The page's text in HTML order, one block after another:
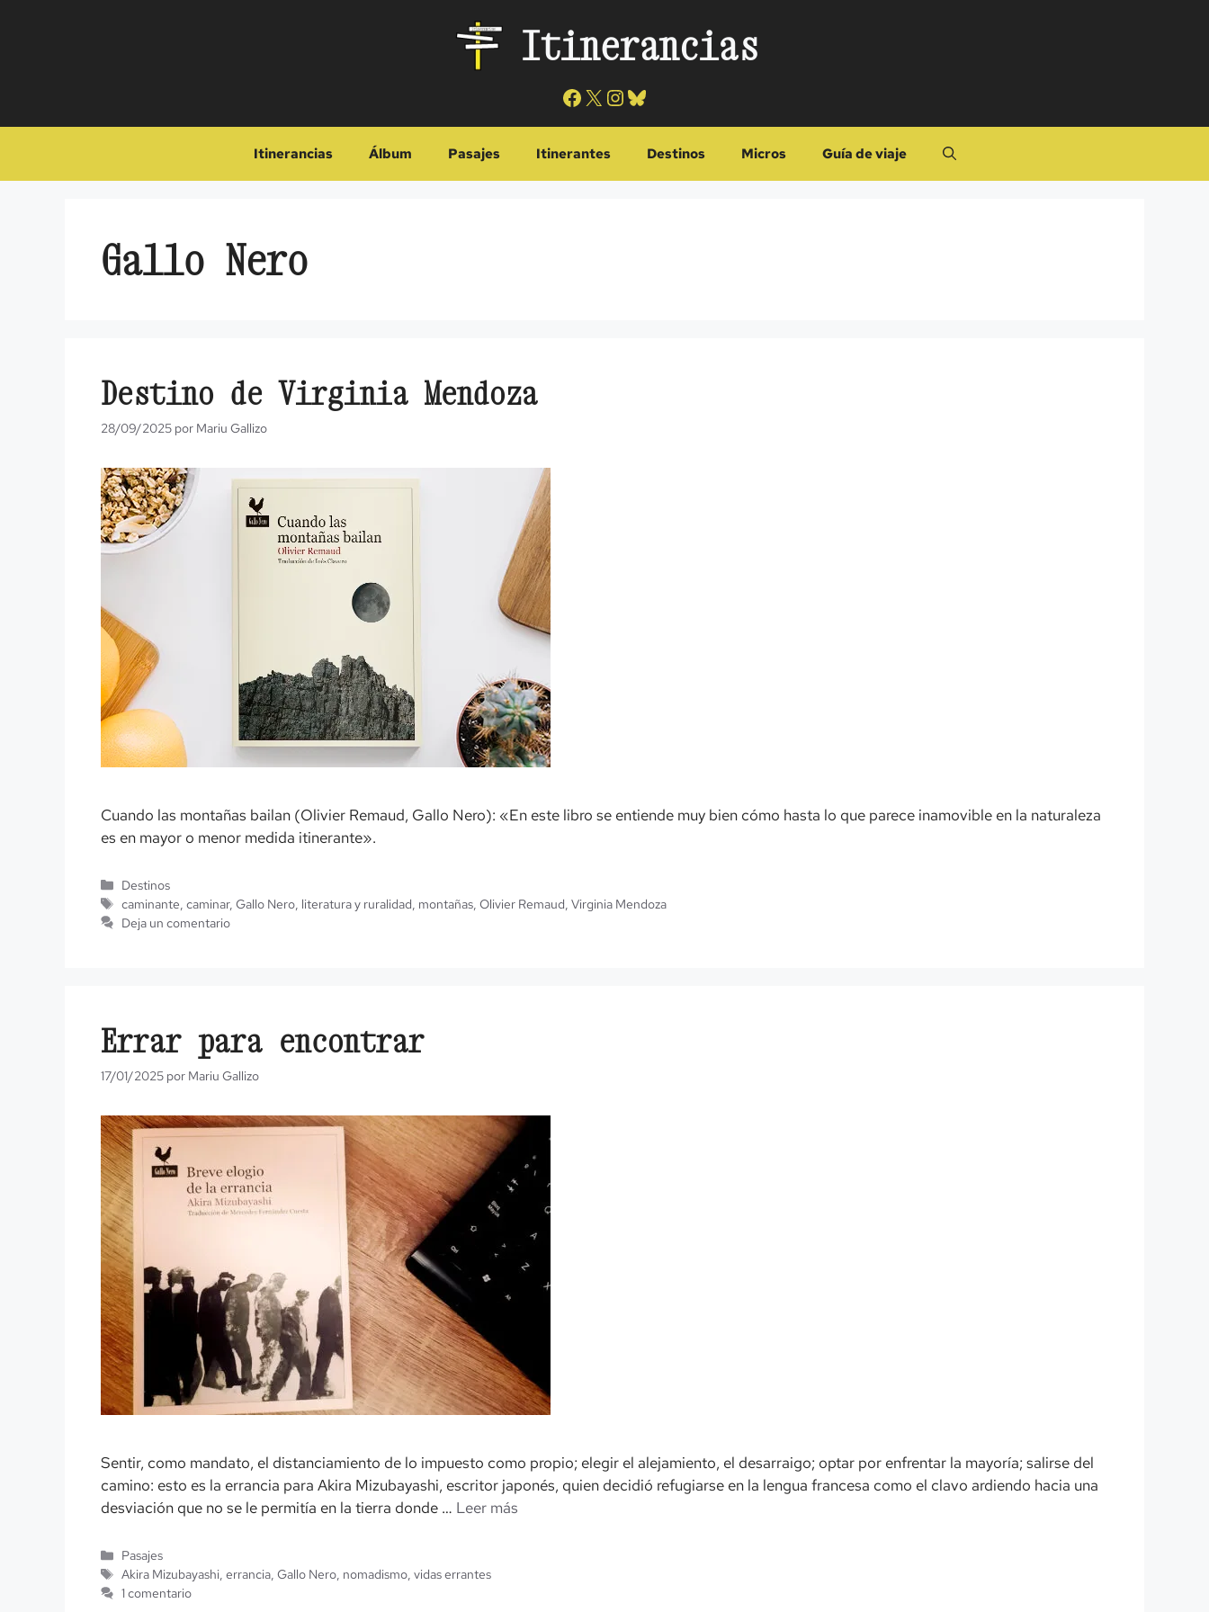
Itinerancias
Facebook
X Instagram
Bluesky
Itinerancias Álbum Pasajes Itinerantes Destinos Micros Guía de viaje
Gallo Nero
Destino de Virginia Mendoza
28/09/2025 por Mariu Gallizo
Cuando las montañas bailan (Olivier Remaud, Gallo Nero): «En este libro se entiende muy bien cómo hasta lo que parece inamovible en la naturaleza
es en mayor o menor medida itinerante».
Categorías
Destinos
Etiquetas
caminante,caminar,Gallo Nero, literatura y ruralidad, montañas,Olivier Remaud,Virginia Mendoza
Deja un comentario
Errar para encontrar
17/01/2025 por Mariu Gallizo
Sentir, como mandato, el distanciamiento de lo impuesto como propio; elegir el alejamiento, el desarraigo; optar por enfrentar la mayoría; salirse del
camino: esto es la errancia para Akira Mizubayashi, escritor japonés, quien decidió refugiarse en la lengua francesa como el clavo ardiendo hacia una
desviación que no se le permitía en la tierra donde … Leer más
Categorías
Pasajes
Etiquetas
Akira Mizubayashi,errancia,Gallo Nero, nomadismo,vidas errantes
1 comentario